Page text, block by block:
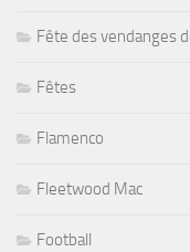
Fête des vendanges
Fêtes
Flamenco
Fleetwood Mac
Football